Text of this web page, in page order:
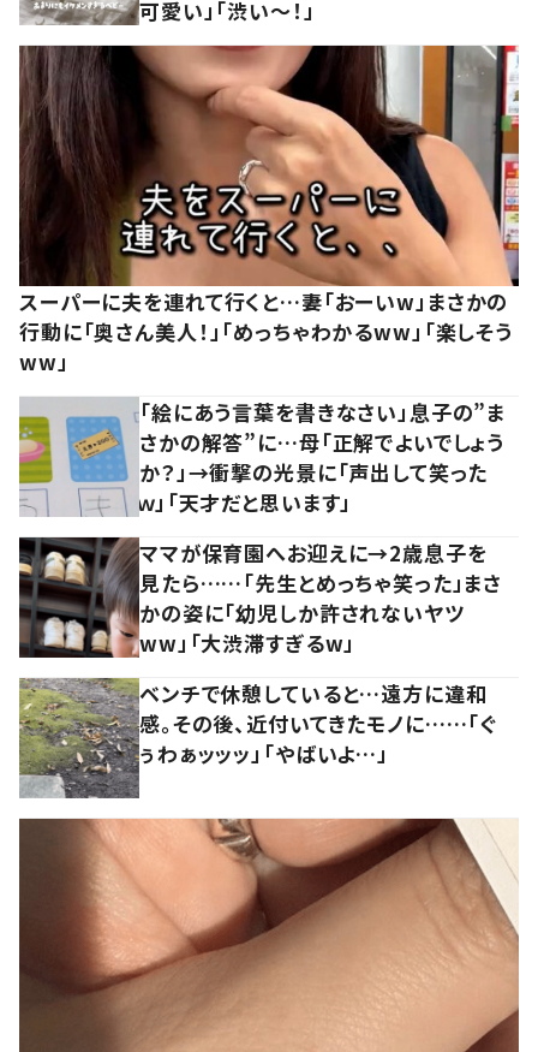
可愛い」「渋い～！」
スーパーに夫を連れて行くと…妻「おーいw」まさかの
行動に「奥さん美人！」「めっちゃわかるww」「楽しそう
ww」
「絵にあう言葉を書きなさい」息子の”ま
さかの解答”に…母「正解でよいでしょう
か？」→衝撃の光景に「声出して笑った
ｗ」「天才だと思います」
ママが保育園へお迎えに→2歳息子を
見たら……「先生とめっちゃ笑った」まさ
かの姿に「幼児しか許されないヤツ
ww」「大渋滞すぎるw」
ベンチで休憩していると…遠方に違和
感。その後、近付いてきたモノに……「ぐ
ぅわぁッッッ」「やばいよ…」